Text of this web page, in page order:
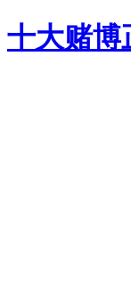
十大赌博